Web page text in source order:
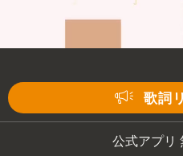
歌詞
公式アプリ